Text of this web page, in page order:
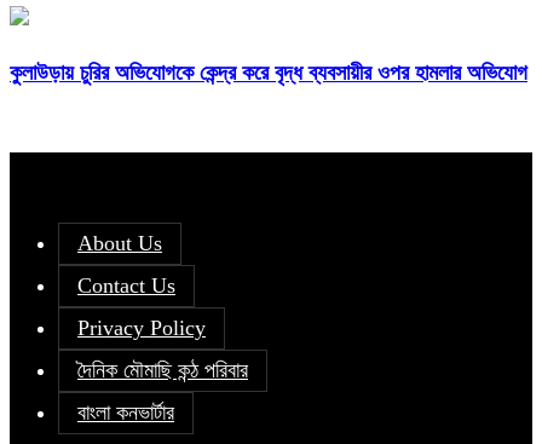
কুলাউড়ায় চুরির অভিযোগকে কেন্দ্র করে বৃদ্ধ ব্যবসায়ীর ওপর হামলার অভিযোগ
About Us
Contact Us
Privacy Policy
দৈনিক মৌমাছি কন্ঠ পরিবার
বাংলা কনভার্টার